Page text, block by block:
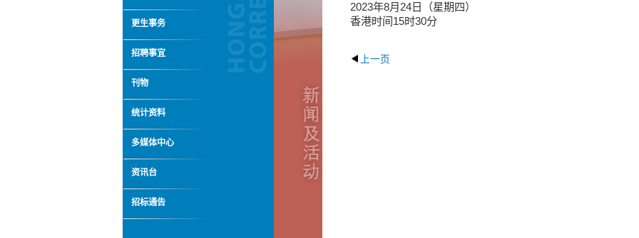
更生事务
招聘事宜
刊物
统计资料
多媒体中心
资讯台
招标通告
2023年8月24日（星期四）
香港时间15时30分
上一页